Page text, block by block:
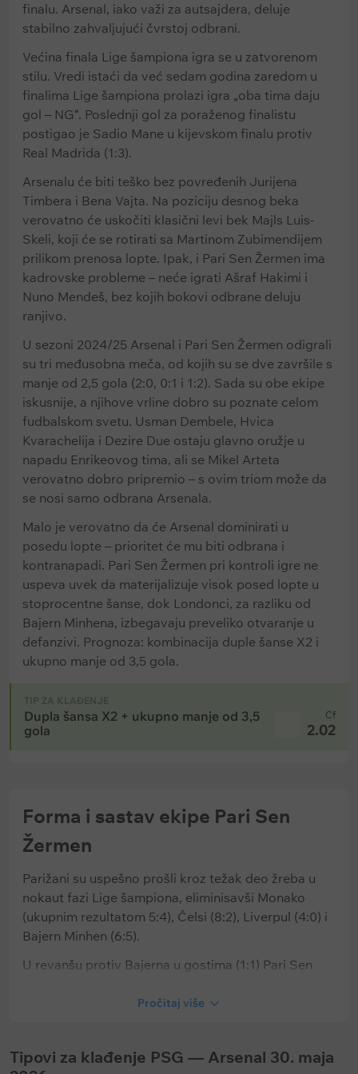
finalu. Arsenal, iako važi za autsajdera, deluje
stabilno zahvaljujući čvrstoj odbrani.
Većina finala Lige šampiona igra se u zatvorenom
stilu. Vredi istaći da već sedam godina zaredom u
finalima Lige šampiona prolazi igra „oba tima daju
gol – NG“. Poslednji gol za poraženog finalistu
postigao je Sadio Mane u kijevskom finalu protiv
Real Madrida (1:3).
Arsenalu će biti teško bez povređenih Jurijena
Timbera i Bena Vajta. Na poziciju desnog beka
verovatno će uskočiti klasični levi bek Majls Luis-
Skeli, koji će se rotirati sa Martinom Zubimendijem
prilikom prenosa lopte. Ipak, i Pari Sen Žermen ima
kadrovske probleme – neće igrati Ašraf Hakimi i
Nuno Mendeš, bez kojih bokovi odbrane deluju
ranjivo.
U sezoni 2024/25 Arsenal i Pari Sen Žermen odigrali
su tri međusobna meča, od kojih su se dve završile s
manje od 2,5 gola (2:0, 0:1 i 1:2). Sada su obe ekipe
iskusnije, a njihove vrline dobro su poznate celom
fudbalskom svetu. Usman Dembele, Hvica
Kvarachelija i Dezire Due ostaju glavno oružje u
napadu Enrikeovog tima, ali se Mikel Arteta
verovatno dobro pripremio – s ovim triom može da
se nosi samo odbrana Arsenala.
Malo je verovatno da će Arsenal dominirati u
posedu lopte – prioritet će mu biti odbrana i
kontranapadi. Pari Sen Žermen pri kontroli igre ne
uspeva uvek da materijalizuje visok posed lopte u
stoprocentne šanse, dok Londonci, za razliku od
Bajern Minhena, izbegavaju preveliko otvaranje u
defanzivi. Prognoza: kombinacija duple šanse X2 i
ukupno manje od 3,5 gola.
TIP ZA KLAĐENJE
Dupla šansa X2 + ukupno manje od 3,5
gola
Cf
2.02
Forma i sastav ekipe Pari Sen
Žermen
Parižani su uspešno prošli kroz težak deo žreba u
nokaut fazi Lige šampiona, eliminisavši Monako
(ukupnim rezultatom 5:4), Čelsi (8:2), Liverpul (4:0) i
Bajern Minhen (6:5).
U revanšu protiv Bajerna u gostima (1:1) Pari Sen
ranog gola koji je postigao Usman Dembele,
branio – jedini gol su Parižani primili tek u sudijskoj
Pročitaj više
Tipovi za klađenje PSG — Arsenal 30. maja